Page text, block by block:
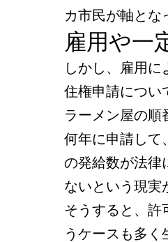
カ市民が軸とな
雇用や一
しかし、雇用
住権申請につい
ラーメン屋の順
何年に申請して
の発給数が法律
ないという現実
そうすると、許
うケースも多く